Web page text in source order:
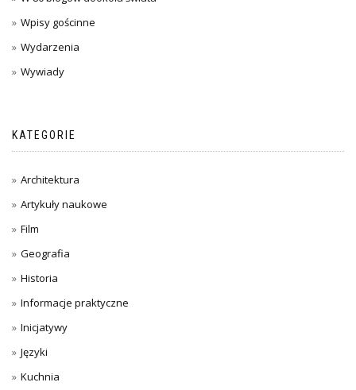
Wpisy gościnne
Wydarzenia
Wywiady
KATEGORIE
Architektura
Artykuły naukowe
Film
Geografia
Historia
Informacje praktyczne
Inicjatywy
Języki
Kuchnia